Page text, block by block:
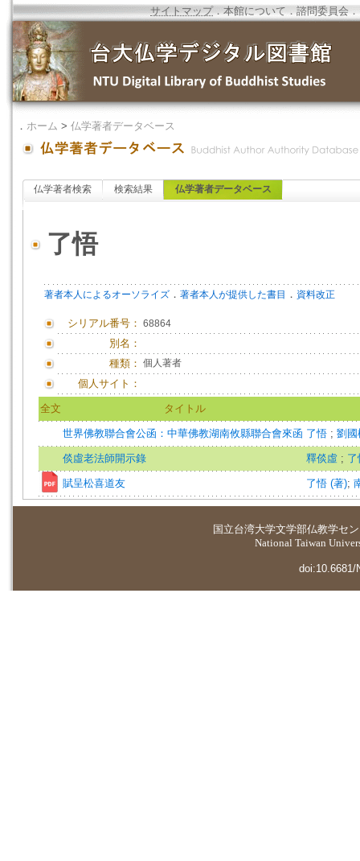
サイトマップ．本館について ．諮問委員会 ．
． ホーム > 仏学著者データベース
仏学著者検索 検索結果 仏学著者データベース
了悟
著者本人によるオーソライズ ． 著者本人が提供した書目 ． 資料改正
シリアル番号： 68864
別名：
種類： 個人著者
個人サイト：
全文 タイトル
世界佛教聯合會公函：中華佛教湖南攸縣聯合會來函 了悟 ; 劉國
倓虛老法師開示錄 釋倓虛 ; 了
賦呈松喜道友 了悟 (著);
国立台湾大学文学部仏教学セ
National Taiwan
doi:10.6681/